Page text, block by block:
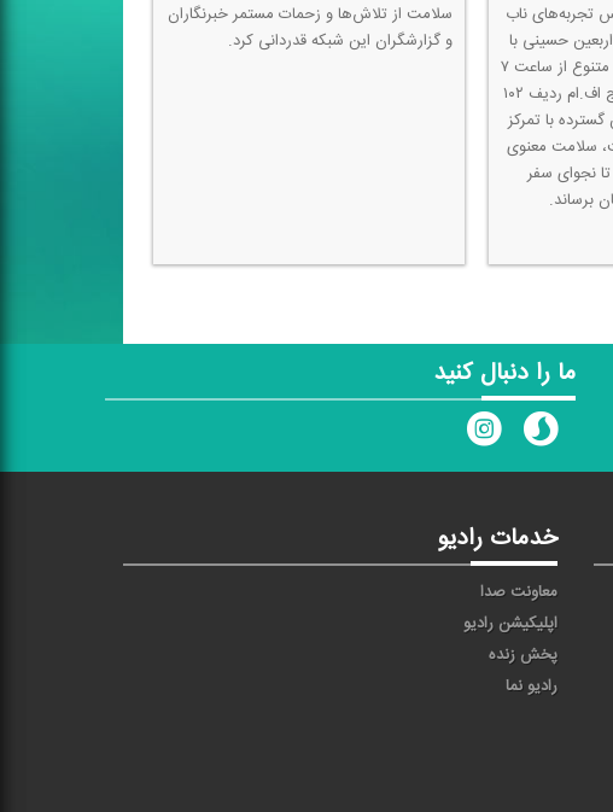
تجربه‌های ناب
حسینی با
مجموعه‌ای از ویژه‌برنامه‌های متنوع از ساعت ۷
صبح تا اواخر شب، روی موج اف.ام ردیف ۱۰۲
با تمركز
سلامت معنوی
نجوای سفر
برساند.
سلامت از تلاش‌ها و زحمات مستمر خبرنگاران
و گزارشگران این شبكه قدردانی كرد.
ما را دنبال کنید
خدمات رادیو
معاونت صدا
اپلیکیشن رادیو
پخش زنده
رادیو نما